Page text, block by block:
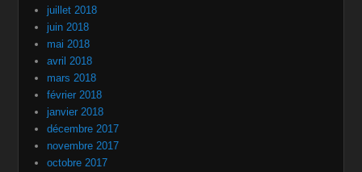
juillet 2018
juin 2018
mai 2018
avril 2018
mars 2018
février 2018
janvier 2018
décembre 2017
novembre 2017
octobre 2017